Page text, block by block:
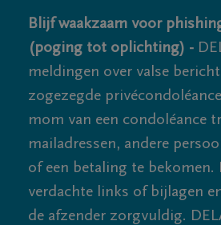
Blijf waakzaam voor
(poging tot oplichting) -
meldingen over valse
zogezegde
mom van een condoléance
mailadressen, andere
of een betaling te bekomen.
verdachte links of bijlagen
de afzender zorgvuldig.